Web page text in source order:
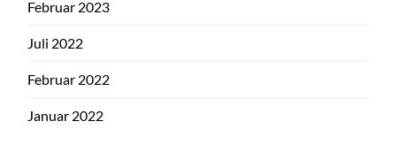
Februar 2023
Juli 2022
Februar 2022
Januar 2022